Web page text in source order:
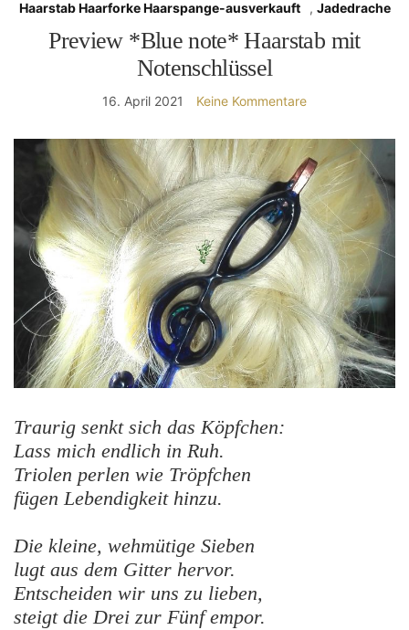
Haarstab Haarforke Haarspange-ausverkauft , Jadedrache
Preview *Blue note* Haarstab mit
Notenschlüssel
16. April 2021 Keine Kommentare
Traurig senkt sich das Köpfchen:
Lass mich endlich in Ruh.
Triolen perlen wie Tröpfchen
fügen Lebendigkeit hinzu.
Die kleine, wehmütige Sieben
lugt aus dem Gitter hervor.
Entscheiden wir uns zu lieben,
steigt die Drei zur Fünf empor.